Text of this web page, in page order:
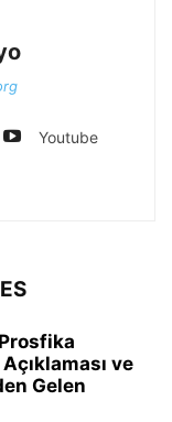
Youtube
ve
Gelen